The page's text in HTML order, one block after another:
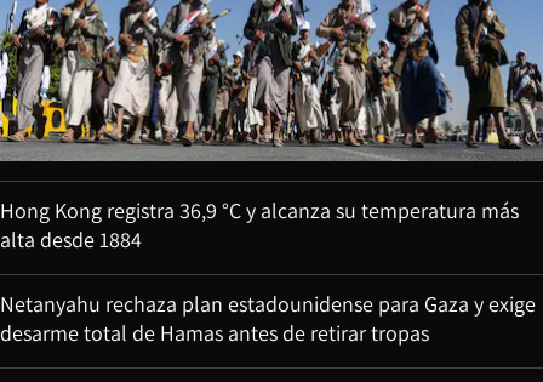
Hong Kong registra 36,9 °C y alcanza su temperatura más
alta desde 1884
Netanyahu rechaza plan estadounidense para Gaza y exige
desarme total de Hamas antes de retirar tropas